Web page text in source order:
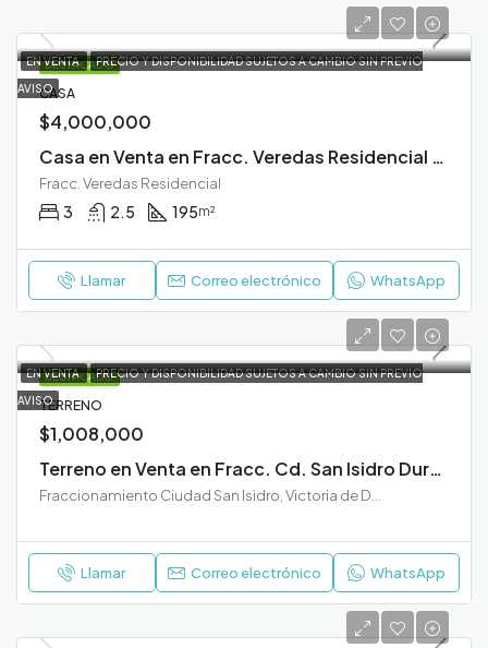
DESTACADO
EN VENTA PRECIO Y DISPONIBILIDAD SUJETOS A CAMBIO SIN PREVIO
AVISOCASA
$4,000,000
Casa en Venta en Fracc. Veredas Residencial Durango
Fracc. Veredas Residencial
3 2.5 195m²
Llamar Correo electrónico WhatsApp
DESTACADO
EN VENTA PRECIO Y DISPONIBILIDAD SUJETOS A CAMBIO SIN PREVIO
AVISOTERRENO
$1,008,000
Terreno en Venta en Fracc. Cd. San Isidro Durango
Llamar Correo electrónico WhatsApp